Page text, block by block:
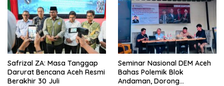
Safrizal ZA: Masa Tanggap
Darurat Bencana Aceh Resmi
Berakhir 30 Juli
Seminar Nasional DEM Aceh
Bahas Polemik Blok
Andaman, Dorong